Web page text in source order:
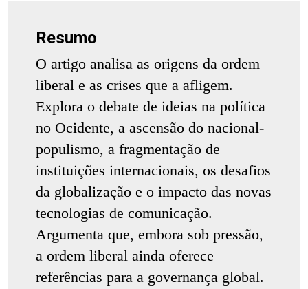
Resumo
O artigo analisa as origens da ordem
liberal e as crises que a afligem.
Explora o debate de ideias na política
no Ocidente, a ascensão do nacional-
populismo, a fragmentação de
instituições internacionais, os desafios
da globalização e o impacto das novas
tecnologias de comunicação.
Argumenta que, embora sob pressão,
a ordem liberal ainda oferece
referências para a governança global.